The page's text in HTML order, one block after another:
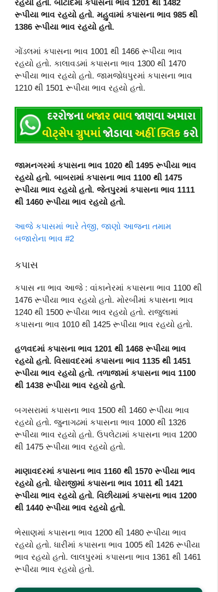
રહયો હતો. બોટાદમાં કપાસના ભાવ 1201 થી 1482
રૂપીયા ભાવ રહયો હતો. મહુવામાં કપાસના ભાવ 985 થી
1386 રૂપીયા ભાવ રહયો હતો.
ગોંડલમાં કપાસના ભાવ 1001 થી 1466 રૂપીયા ભાવ
રહયો હતો. કાલાવડમાં કપાસના ભાવ 1300 થી 1470
રૂપીયા ભાવ રહયો હતો. જામજોધપુરમાં કપાસના ભાવ
1210 થી 1501 રૂપીયા ભાવ રહયો હતો.
જામનગરમાં કપાસના ભાવ 1020 થી 1495 રૂપીયા ભાવ
રહયો હતો. બાબરામાં કપાસના ભાવ 1100 થી 1475
રૂપીયા ભાવ રહયો હતો. જેતપુરમાં કપાસના ભાવ 1111
થી 1460 રૂપીયા ભાવ રહયો હતો.
આજે કપાસમાં ભારે તેજી, જાણો આજના તમામ
બજારોના ભાવ #2
કપાસ
કપાસ ના ભાવ આજે : વાંકાનેરમાં કપાસના ભાવ 1100 થી
1476 રૂપીયા ભાવ રહયો હતો. મોરબીમાં કપાસના ભાવ
1240 થી 1500 રૂપીયા ભાવ રહયો હતો. રાજુલામાં
કપાસના ભાવ 1010 થી 1425 રૂપીયા ભાવ રહયો હતો.
હળવદમાં કપાસના ભાવ 1201 થી 1468 રૂપીયા ભાવ
રહયો હતો. વિસાવદરમાં કપાસના ભાવ 1135 થી 1451
રૂપીયા ભાવ રહયો હતો. તળાજામાં કપાસના ભાવ 1100
થી 1438 રૂપીયા ભાવ રહયો હતો.
બગસરામાં કપાસના ભાવ 1500 થી 1460 રૂપીયા ભાવ
રહયો હતો. જુનાગઢમાં કપાસના ભાવ 1000 થી 1326
રૂપીયા ભાવ રહયો હતો. ઉપલેટામાં કપાસના ભાવ 1200
થી 1475 રૂપીયા ભાવ રહયો હતો.
માણાવદરમાં કપાસના ભાવ 1160 થી 1570 રૂપીયા ભાવ
રહયો હતો. ધોરાજીમાં કપાસના ભાવ 1011 થી 1421
રૂપીયા ભાવ રહયો હતો. વિછીયામાં કપાસના ભાવ 1200
થી 1440 રૂપીયા ભાવ રહયો હતો.
ભેસાણમાં કપાસના ભાવ 1200 થી 1480 રૂપીયા ભાવ
રહયો હતો. ધારીમાં કપાસના ભાવ 1005 થી 1426 રૂપીયા
ભાવ રહયો હતો. લાલપુરમાં કપાસના ભાવ 1361 થી 1461
રૂપીયા ભાવ રહયો હતો.